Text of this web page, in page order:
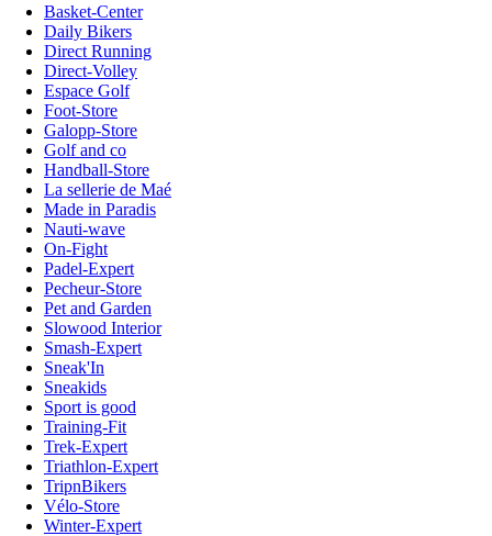
Basket-Center
Daily Bikers
Direct Running
Direct-Volley
Espace Golf
Foot-Store
Galopp-Store
Golf and co
Handball-Store
La sellerie de Maé
Made in Paradis
Nauti-wave
On-Fight
Padel-Expert
Pecheur-Store
Pet and Garden
Slowood Interior
Smash-Expert
Sneak'In
Sneakids
Sport is good
Training-Fit
Trek-Expert
Triathlon-Expert
TripnBikers
Vélo-Store
Winter-Expert